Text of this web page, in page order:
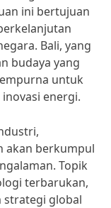
ini bertujuan
Bali, yang
budaya yang
untuk
energi.
akan berkumpul
Topik
terbarukan,
strategi global